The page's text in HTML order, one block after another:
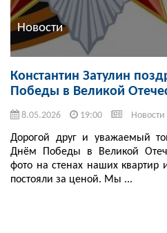
Новости
Константин Затулин
Победы в Великой
8.05.2026 19:00 Новости
Дорогой друг и уважаемый
Днём Победы в Великой
фото на стенах наших
постояли за ценой. Мы ...